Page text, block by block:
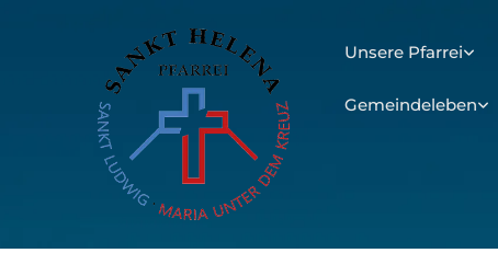
Unsere Pfarrei
Gemeindeleben